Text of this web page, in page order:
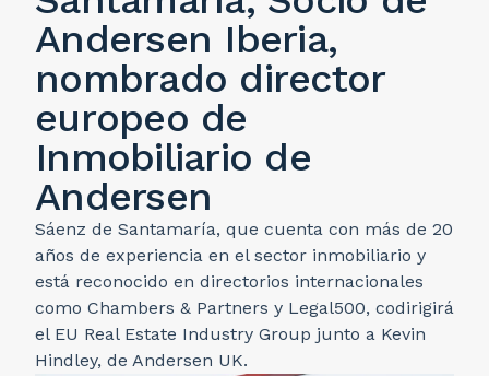
Andersen Iberia,
nombrado director
europeo de
Inmobiliario de
Andersen
Sáenz de Santamaría, que cuenta con más de 20
años de experiencia en el sector inmobiliario y
está reconocido en directorios internacionales
como Chambers & Partners y Legal500, codirigirá
el EU Real Estate Industry Group junto a Kevin
Hindley, de Andersen UK.